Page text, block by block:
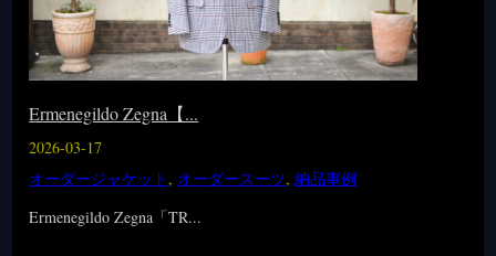
Ermenegildo Zegna【...
2026-03-17
オーダージャケット , オーダースーツ,納品事例
Ermenegildo Zegna「TR...